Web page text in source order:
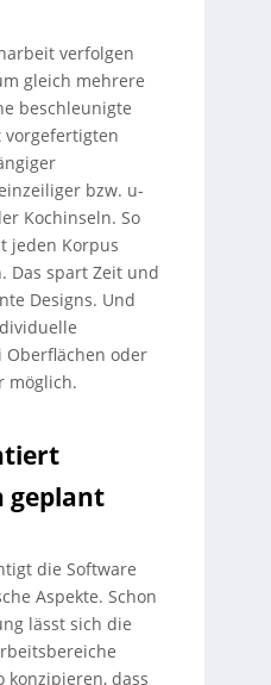
verfolgen
gleich mehrere
beschleunigte
bzw. u-
Kochinseln. So
jeden Korpus
Das spart Zeit und
Designs. Und
Oberflächen oder
möglich.
geplant
die Software
Aspekte. Schon
lässt sich die
konzipieren, dass